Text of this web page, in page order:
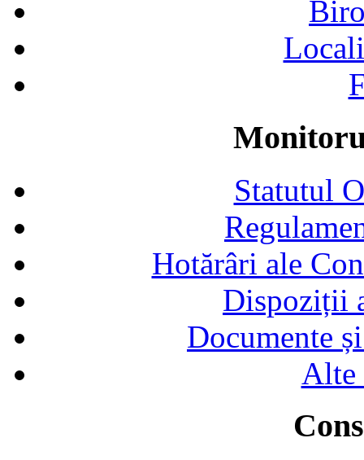
Statutul
Hotărâri ale
Dispoziții
Documente
Alte